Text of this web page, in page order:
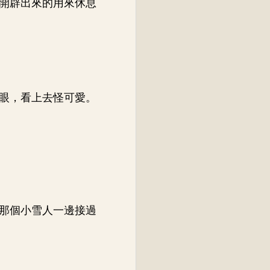
看上去怪可愛。
個小雪人一邊接過